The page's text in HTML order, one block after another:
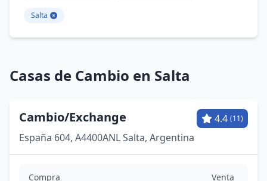
Salta
Casas de Cambio en Salta
Cambio/Exchange 4.4 (11)
España 604, A4400ANL Salta, Argentina
Compra Venta